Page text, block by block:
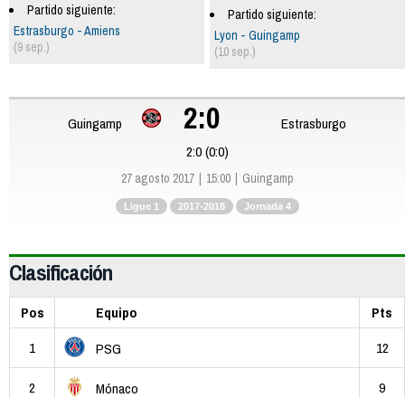
Partido siguiente:
Lyon - Guingamp
(10 sep.)
Partido siguiente:
Estrasburgo - Amiens
(9 sep.)
Guingamp 2:0
Estrasburgo
2:0 (0:0)
27 agosto 2017 15:00 Guingamp
Ligue 1 2017-2018 Jornada 4
Clasificación
Pos Equipo
Pts
1
PSG 12
2 Mónaco 9